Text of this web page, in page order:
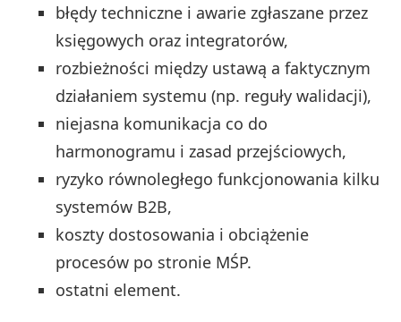
błędy techniczne i awarie zgłaszane przez
księgowych oraz integratorów,
rozbieżności między ustawą a faktycznym
działaniem systemu (np. reguły walidacji),
niejasna komunikacja co do
harmonogramu i zasad przejściowych,
ryzyko równoległego funkcjonowania kilku
systemów B2B,
koszty dostosowania i obciążenie
procesów po stronie MŚP.
ostatni element.